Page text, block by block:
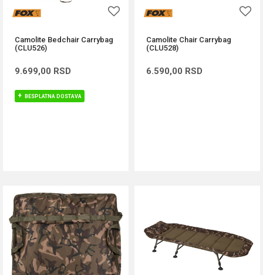
Camolite Bedchair Carrybag
(CLU526)
9.699,00 RSD
BESPLATNA DOSTAVA
Camolite Chair Carrybag
(CLU528)
6.590,00 RSD